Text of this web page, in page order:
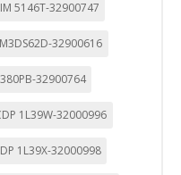
5146T-32900747
32900616
32900764
1L39W-32000996
1L39X-32000998
COOKIES